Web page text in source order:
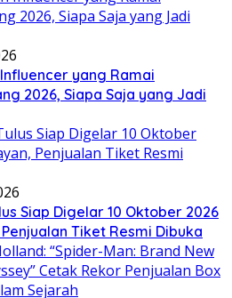
yang Ramai
2026, Siapa Saja yang Jadi
Siap Digelar 10 Oktober 2026
Tiket Resmi Dibuka